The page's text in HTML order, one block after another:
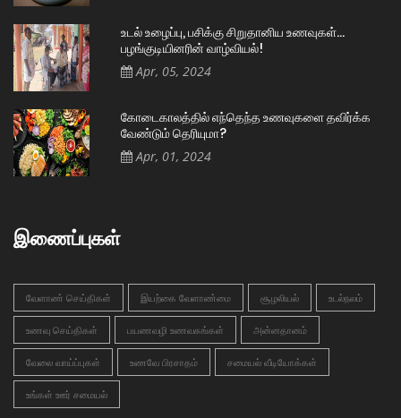
உடல் உழைப்பு, பசிக்கு சிறுதானிய உணவுகள்…
பழங்குடியினரின் வாழ்வியல்!
Apr, 05, 2024
கோடைகாலத்தில் எந்தெந்த உணவுகளை தவிர்க்க
வேண்டும் தெரியுமா?
Apr, 01, 2024
இணைப்புகள்
வேளாண் செய்திகள் இயற்கை வேளாண்மை சூழலியல் உடல்நலம்
உணவு செய்திகள் பயணவழி உணவகங்கள் அன்னதானம்
வேலை வாய்ப்புகள் உணவே பிரசாதம் சமையல் வீடியோக்கள்
உங்கள் ஊர் சமையல்